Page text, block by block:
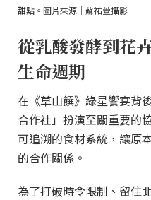
甜點。圖片來源｜蘇祐萱攝影
從乳酸發酵到花
生命週期
在《草山饌》綠星饗宴背
合作社」扮演至關重要的
可追溯的食材系統，讓原
的合作關係。
為了打破時令限制、留住